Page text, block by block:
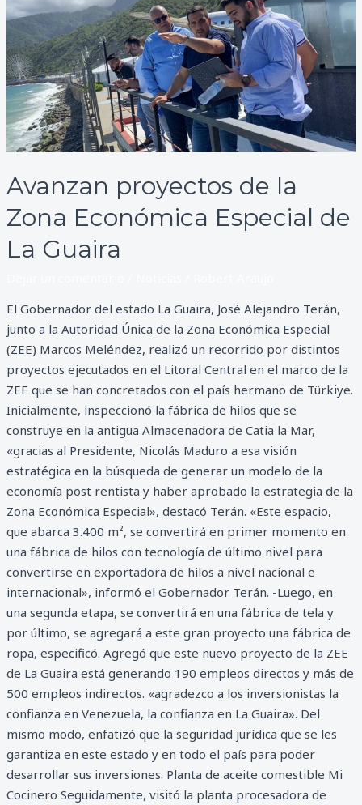
Avanzan proyectos de la
Zona Económica Especial de
La Guaira
El Gobernador del estado La Guaira, José Alejandro Terán,
junto a la Autoridad Única de la Zona Económica Especial
(ZEE) Marcos Meléndez, realizó un recorrido por distintos
proyectos ejecutados en el Litoral Central en el marco de la
ZEE que se han concretados con el país hermano de Türkiye.
Inicialmente, inspeccionó la fábrica de hilos que se
construye en la antigua Almacenadora de Catia la Mar,
«gracias al Presidente, Nicolás Maduro a esa visión
estratégica en la búsqueda de generar un modelo de la
economía post rentista y haber aprobado la estrategia de la
Zona Económica Especial», destacó Terán. «Este espacio,
que abarca 3.400 m², se convertirá en primer momento en
una fábrica de hilos con tecnología de último nivel para
convertirse en exportadora de hilos a nivel nacional e
internacional», informó el Gobernador Terán. -Luego, en
una segunda etapa, se convertirá en una fábrica de tela y
por último, se agregará a este gran proyecto una fábrica de
ropa, especificó. Agregó que este nuevo proyecto de la ZEE
de La Guaira está generando 190 empleos directos y más de
500 empleos indirectos. «agradezco a los inversionistas la
confianza en Venezuela, la confianza en La Guaira». Del
mismo modo, enfatizó que la seguridad jurídica que se les
garantiza en este estado y en todo el país para poder
desarrollar sus inversiones. Planta de aceite comestible Mi
Cocinero Seguidamente, visitó la planta procesadora de
de
la
Zona
Económica
Especial
de
La
Guaira